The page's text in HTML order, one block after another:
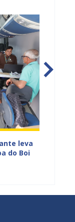
da sociedade
o Conselho